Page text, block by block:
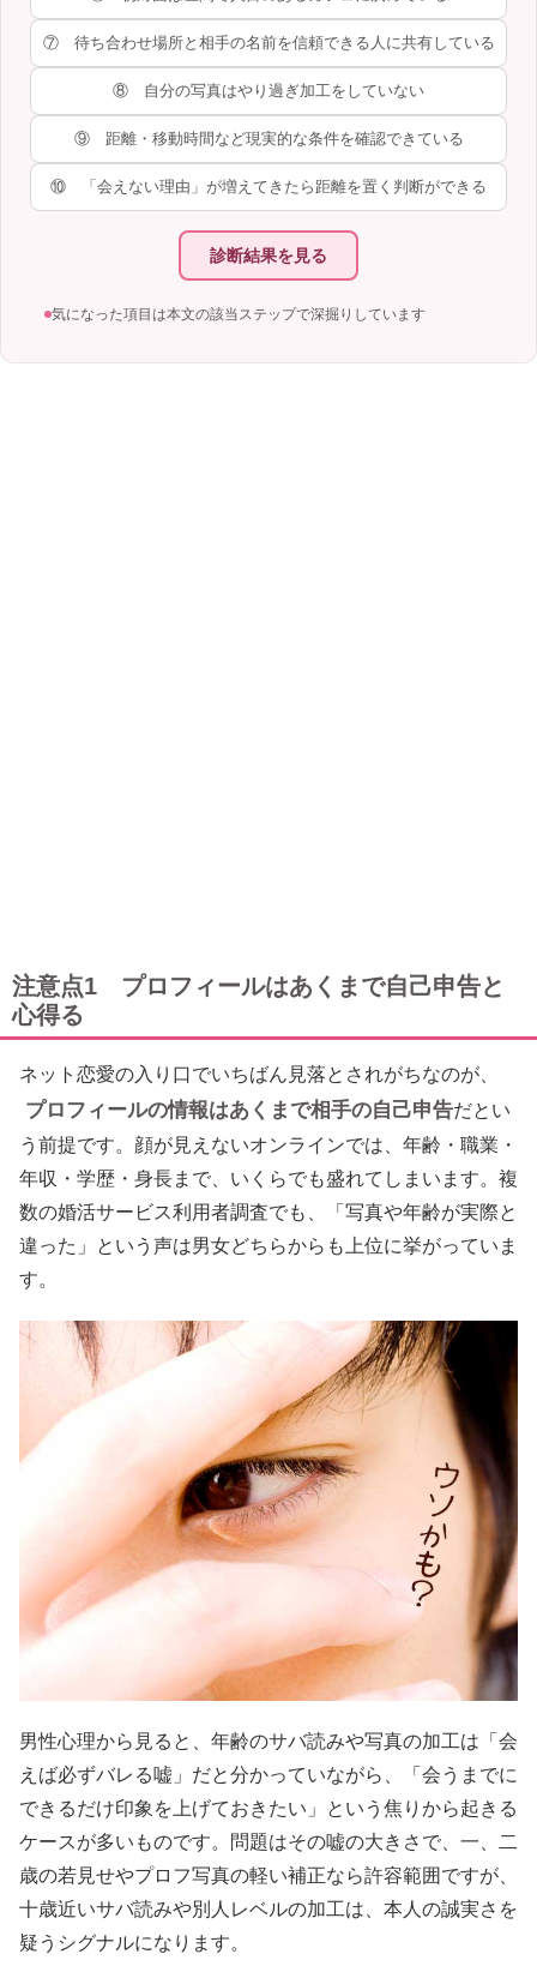
⑦ 待ち合わせ場所と相手の名前を信頼できる人に共有している
⑧ 自分の写真はやり過ぎ加工をしていない
⑨ 距離・移動時間など現実的な条件を確認できている
⑩ 「会えない理由」が増えてきたら距離を置く判断ができる
診断結果を見る
気になった項目は本文の該当ステップで深掘りしています
注意点1 プロフィールはあくまで自己申告と
心得る
ネット恋愛の入り口でいちばん見落とされがちなのが、
プロフィールの情報はあくまで相手の自己申告だとい
う前提です。顔が見えないオンラインでは、年齢・職業・
年収・学歴・身長まで、いくらでも盛れてしまいます。複
数の婚活サービス利用者調査でも、「写真や年齢が実際と
違った」という声は男女どちらからも上位に挙がっていま
す。
男性心理から見ると、年齢のサバ読みや写真の加工は「会
えば必ずバレる嘘」だと分かっていながら、「会うまでに
できるだけ印象を上げておきたい」という焦りから起きる
ケースが多いものです。問題はその嘘の大きさで、一、二
歳の若見せやプロフ写真の軽い補正なら許容範囲ですが、
十歳近いサバ読みや別人レベルの加工は、本人の誠実さを
疑うシグナルになります。